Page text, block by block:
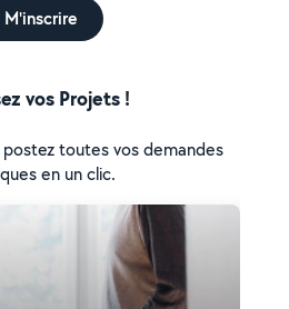
M'inscrire
vos Projets !
toutes vos demandes
en un clic.